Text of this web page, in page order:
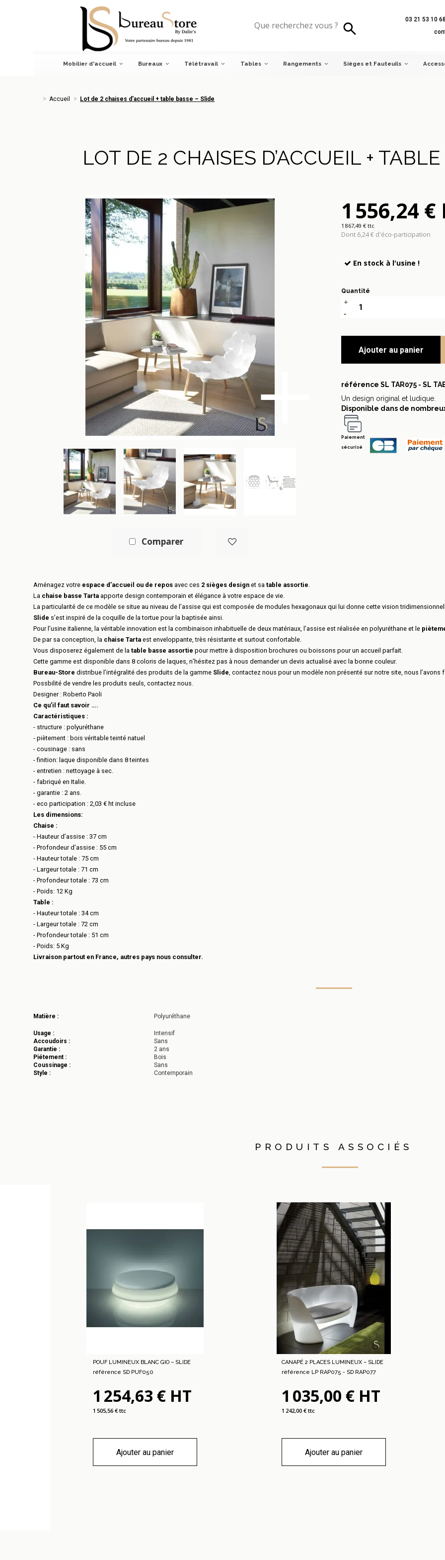
03 21 53 10 68
Mobilier d'accueil Bureaux Télétravail Tables Rangements Sièges et Fauteuils
Lot de 2 chaises d’accueil + table basse – Slide
Accueil Lot de 2 chaises d’accueil + table basse – Slide
LOT DE 2 CHAISES D’ACCUEIL +
+
Comparer
1 556,24 €
1 867,49 € ttc
Dont 6,24 € d'éco-participation
En stock à l'usine !
Quantité
Ajouter au panier
référence SL TAR075 - SL
Un design original et ludique.
Disponible dans de
Paiement
sécurisé
Aménagez votre espace d’accueil ou de repos avec ces 2 sièges design et sa table assortie
La chaise basse Tarta apporte design contemporain et élégance à votre espace de vie.
La particularité de ce modèle se situe au niveau de l’assise qui est composée de modules hexagonaux qui lui donne cette vision
Slide s’est inspiré de la coquille de la tortue pour la baptisée ainsi.
Pour l’usine italienne, la véritable innovation est la combinaison inhabituelle de deux matériaux, l’assise est réalisée en polyuréthane et le
De par sa conception, la chaise Tarta est enveloppante, très résistante et surtout confortable.
Vous disposerez également de la table basse assortie pour mettre à disposition brochures ou boissons pour un accueil parfait.
Cette gamme est disponible dans 8 coloris de laques, n’hésitez pas à nous demander un devis actualisé avec la bonne couleur.
Bureau-Store distribue l’intégralité des produits de la gamme Slide , contactez nous pour un modèle non présenté sur notre site, nous l’avons
Possbilité de vendre les produits seuls, contactez nous.
Designer : Roberto Paoli
Ce qu’il faut savoir ….
Caractéristiques :
- structure : polyuréthane
- piètement : bois véritable teinté natuel
- cousinage : sans
- finition: laque disponible dans 8 teintes
- entretien : nettoyage à sec.
- fabriqué en Italie.
- garantie : 2 ans.
- eco participation : 2,03 € ht incluse
Les dimensions:
Chaise :
- Hauteur d’assise : 37 cm
- Profondeur d’assise : 55 cm
- Hauteur totale : 75 cm
- Largeur totale : 71 cm
- Profondeur totale : 73 cm
- Poids: 12 Kg
Table :
- Hauteur totale : 34 cm
- Largeur totale : 72 cm
- Profondeur totale : 51 cm
- Poids: 5 Kg
Livraison partout en France, autres pays nous consulter.
Matière : Polyuréthane
Usage :
Intensif
Accoudoirs :
Sans
Garantie :
2 ans
Piétement :
Bois
Coussinage :
Sans
Style :
Contemporain
PRODUITS ASSOCIÉS
POUF LUMINEUX BLANC GIO – SLIDE
référence SD PUF050
1 254,63 € HT
1 505,56 € ttc
Ajouter au panier
CANAPÉ 2 PLACES LUMINEUX – SLIDE
référence LP RAP075 - SD RAP077
1 035,00 € HT
1 242,00 € ttc
Ajouter au panier